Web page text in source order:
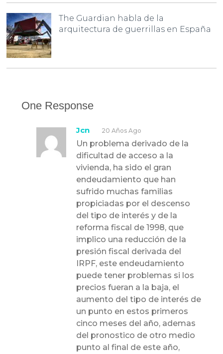
The Guardian habla de la
arquitectura de guerrillas en España
One Response
Jcn 20 Años Ago
Un problema derivado de la
dificultad de acceso a la
vivienda, ha sido el gran
endeudamiento que han
sufrido muchas familias
propiciadas por el descenso
del tipo de interés y de la
reforma fiscal de 1998, que
implico una reducción de la
presión fiscal derivada del
IRPF, este endeudamiento
puede tener problemas si los
precios fueran a la baja, el
aumento del tipo de interés de
un punto en estos primeros
cinco meses del año, ademas
del pronostico de otro medio
punto al final de este año,